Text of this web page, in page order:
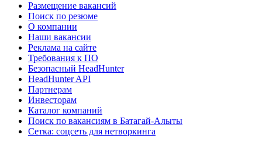
Размещение вакансий
Поиск по резюме
О компании
Наши вакансии
Реклама на сайте
Требования к ПО
Безопасный HeadHunter
HeadHunter API
Партнерам
Инвесторам
Каталог компаний
Поиск по вакансиям в Батагай-Алыты
Сетка: соцсеть для нетворкинга